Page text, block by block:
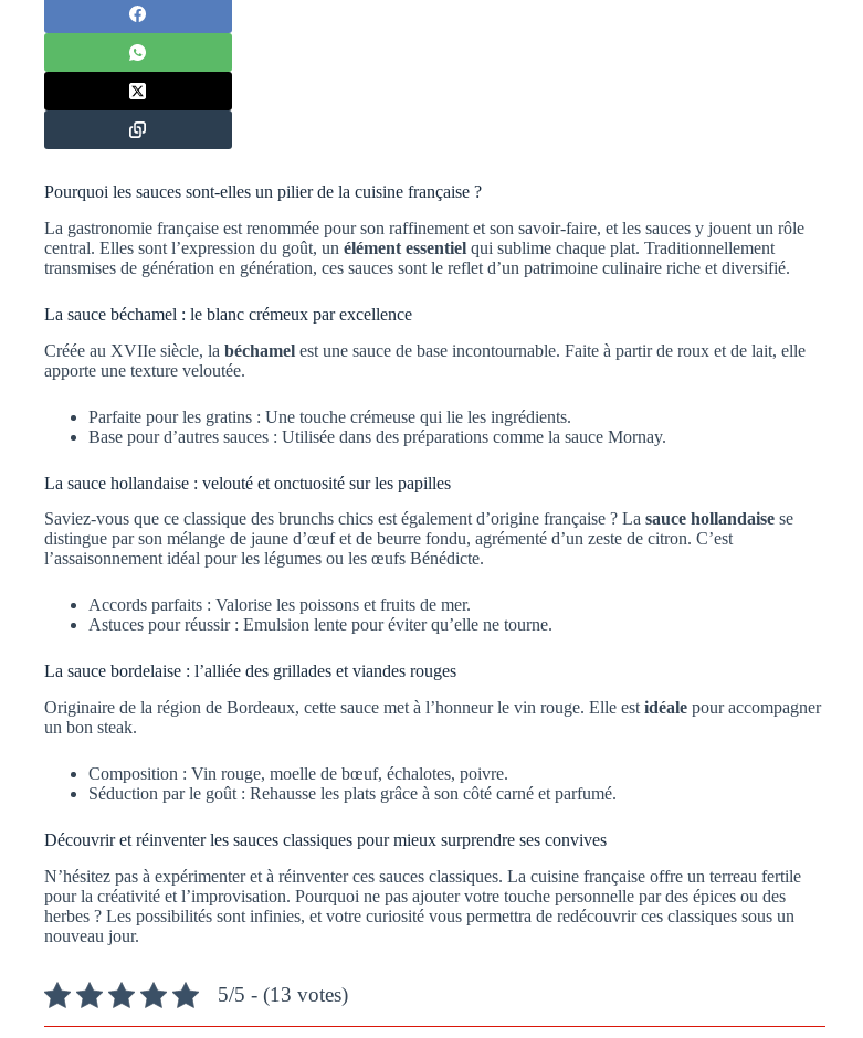
Pourquoi les sauces sont-elles un pilier de la cuisine française ?
La gastronomie française est renommée pour son raffinement et son savoir-faire, et les sauces y jouent un rôle
central. Elles sont l’expression du goût, un élément essentiel qui sublime chaque plat. Traditionnellement
transmises de génération en génération, ces sauces sont le reflet d’un patrimoine culinaire riche et diversifié.
La sauce béchamel : le blanc crémeux par excellence
Créée au XVIIe siècle, la béchamel est une sauce de base incontournable. Faite à partir de roux et de lait, elle
apporte une texture veloutée.
Parfaite pour les gratins : Une touche crémeuse qui lie les ingrédients.
Base pour d’autres sauces : Utilisée dans des préparations comme la sauce Mornay.
La sauce hollandaise : velouté et onctuosité sur les papilles
Saviez-vous que ce classique des brunchs chics est également d’origine française ? La sauce hollandaise se
distingue par son mélange de jaune d’œuf et de beurre fondu, agrémenté d’un zeste de citron. C’est
l’assaisonnement idéal pour les légumes ou les œufs Bénédicte.
Accords parfaits : Valorise les poissons et fruits de mer.
Astuces pour réussir : Emulsion lente pour éviter qu’elle ne tourne.
La sauce bordelaise : l’alliée des grillades et viandes rouges
Originaire de la région de Bordeaux, cette sauce met à l’honneur le vin rouge. Elle est idéale pour accompagner
un bon steak.
Composition : Vin rouge, moelle de bœuf, échalotes, poivre.
Séduction par le goût : Rehausse les plats grâce à son côté carné et parfumé.
Découvrir et réinventer les sauces classiques pour mieux surprendre ses convives
N’hésitez pas à expérimenter et à réinventer ces sauces classiques. La cuisine française offre un terreau fertile
pour la créativité et l’improvisation. Pourquoi ne pas ajouter votre touche personnelle par des épices ou des
herbes ? Les possibilités sont infinies, et votre curiosité vous permettra de redécouvrir ces classiques sous un
nouveau jour.
5/5 - (13 votes)